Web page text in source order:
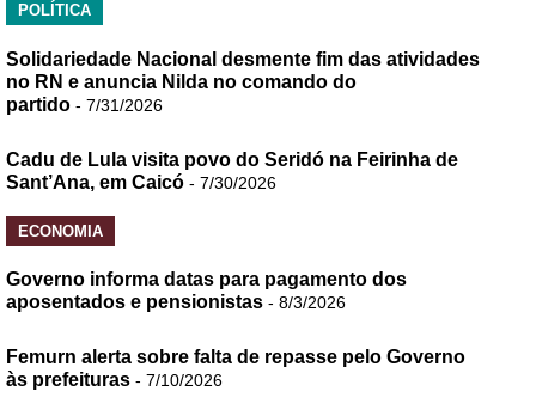
POLÍTICA
Solidariedade Nacional desmente fim das atividades
no RN e anuncia Nilda no comando do
partido - 7/31/2026
Cadu de Lula visita povo do Seridó na Feirinha de
Sant’Ana, em Caicó - 7/30/2026
ECONOMIA
Governo informa datas para pagamento dos
aposentados e pensionistas - 8/3/2026
Femurn alerta sobre falta de repasse pelo Governo
às prefeituras - 7/10/2026